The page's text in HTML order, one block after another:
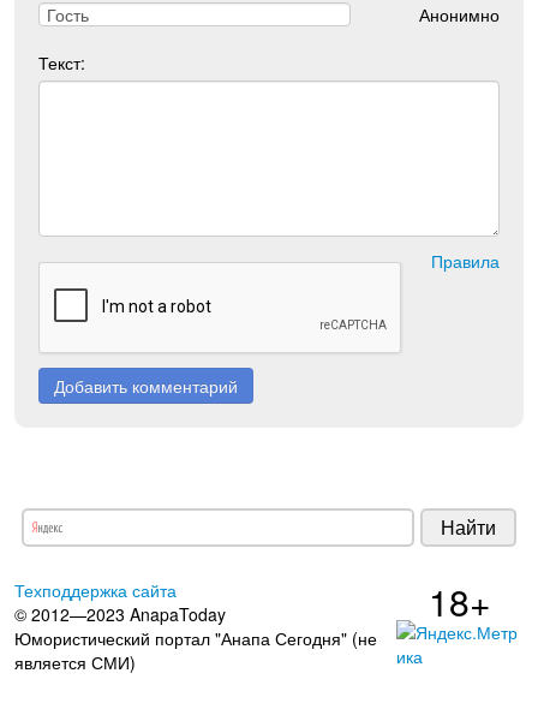
Анонимно
Текст:
Правила
Добавить комментарий
Техподдержка сайта
© 2012—2023 AnapaToday
Юмористический портал "Анапа Сегодня" (не
является СМИ)
18+